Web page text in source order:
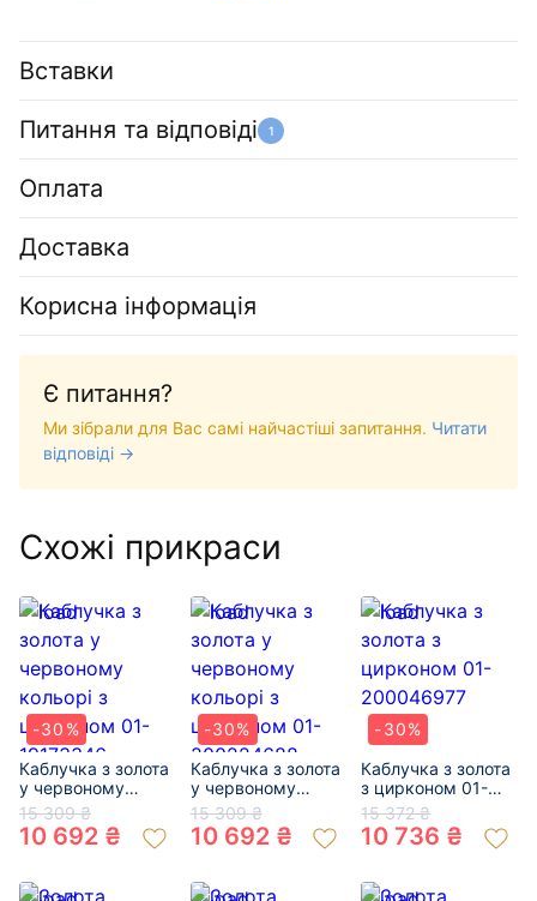
Вставки
Питання та відповіді 1
Оплата
Доставка
Корисна інформація
Є питання?
Ми зібрали для Вас самі найчастіші запитання. Читати
відповіді →
Схожі прикраси
-30%
Каблучка з золота
у червоному
кольорі з
цирконом 01-
19173346
15 309 ₴
10 692 ₴
-30%
Каблучка з золота
у червоному
кольорі з
цирконом 01-
200224688
15 309 ₴
10 692 ₴
-30%
Каблучка з золота
з цирконом 01-
200046977
15 372 ₴
10 736 ₴